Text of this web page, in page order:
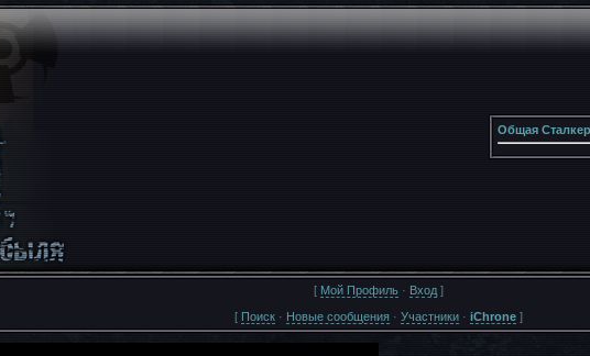
Общая
[ Мой Профиль · Вход ]
[ Поиск · Новые сообщения · Участники · iChrone ]